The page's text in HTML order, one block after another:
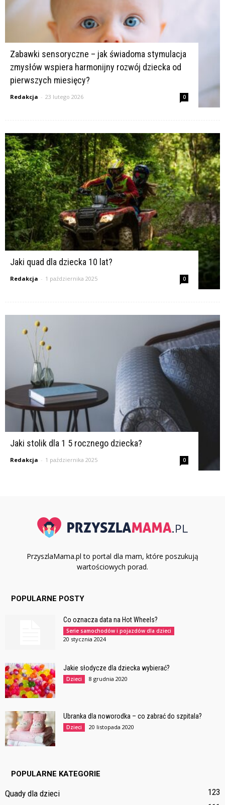
Zabawki sensoryczne – jak świadoma stymulacja
zmysłów wspiera harmonijny rozwój dziecka od
pierwszych miesięcy?
Redakcja - 23 lutego 2026 0
Jaki quad dla dziecka 10 lat?
Redakcja - 1 października 2025 0
Jaki stolik dla 1 5 rocznego dziecka?
Redakcja - 1 października 2025 0
PrzyszlaMama.pl to portal dla mam, które poszukują
wartościowych porad.
POPULARNE POSTY
Co oznacza data na Hot Wheels?
Serie samochodów i pojazdów dla dzieci
20 stycznia 2024
Jakie słodycze dla dziecka wybierać?
Dzieci 8 grudnia 2020
Ubranka dla noworodka – co zabrać do szpitala?
Dzieci 20 listopada 2020
POPULARNE KATEGORIE
Quady dla dzieci
123